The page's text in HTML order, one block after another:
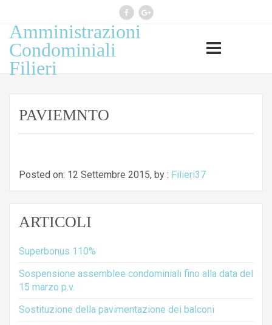
Professione esercitata ai sensi
legge 14 gennaio 2013, n 4
Amministrazioni
Condominiali
Filieri
PAVIEMNTO
Posted on: 12 Settembre 2015, by : Filieri37
ARTICOLI
Superbonus 110%
Sospensione assemblee condominiali fino alla data del
15 marzo p.v.
Sostituzione della pavimentazione dei balconi